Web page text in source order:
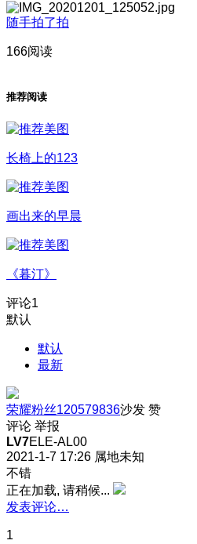
随手拍了拍
166阅读
推荐阅读
长椅上的123
画出来的早晨
《暮汀》
评论1
默认
默认
最新
荣耀粉丝120579836沙发 赞
评论 举报
LV7ELE-AL00
2021-1-7 17:26 属地未知
不错
正在加载, 请稍候...
发表评论…
1